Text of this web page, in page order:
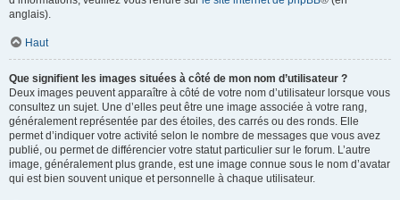
anglais).
Haut
Que signifient les images situées à côté de mon nom d’utilisateur ?
Deux images peuvent apparaître à côté de votre nom d’utilisateur lorsque vous
consultez un sujet. Une d’elles peut être une image associée à votre rang,
généralement représentée par des étoiles, des carrés ou des ronds. Elle
permet d’indiquer votre activité selon le nombre de messages que vous avez
publié, ou permet de différencier votre statut particulier sur le forum. L’autre
image, généralement plus grande, est une image connue sous le nom d’avatar
qui est bien souvent unique et personnelle à chaque utilisateur.